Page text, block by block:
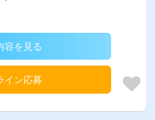
容を見る
イン応募